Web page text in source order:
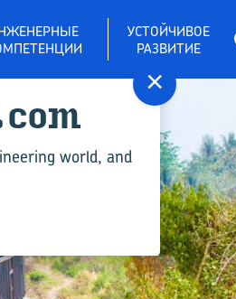
УСТОЙЧИВОЕ
РАЗВИТИЕ
×
world, and